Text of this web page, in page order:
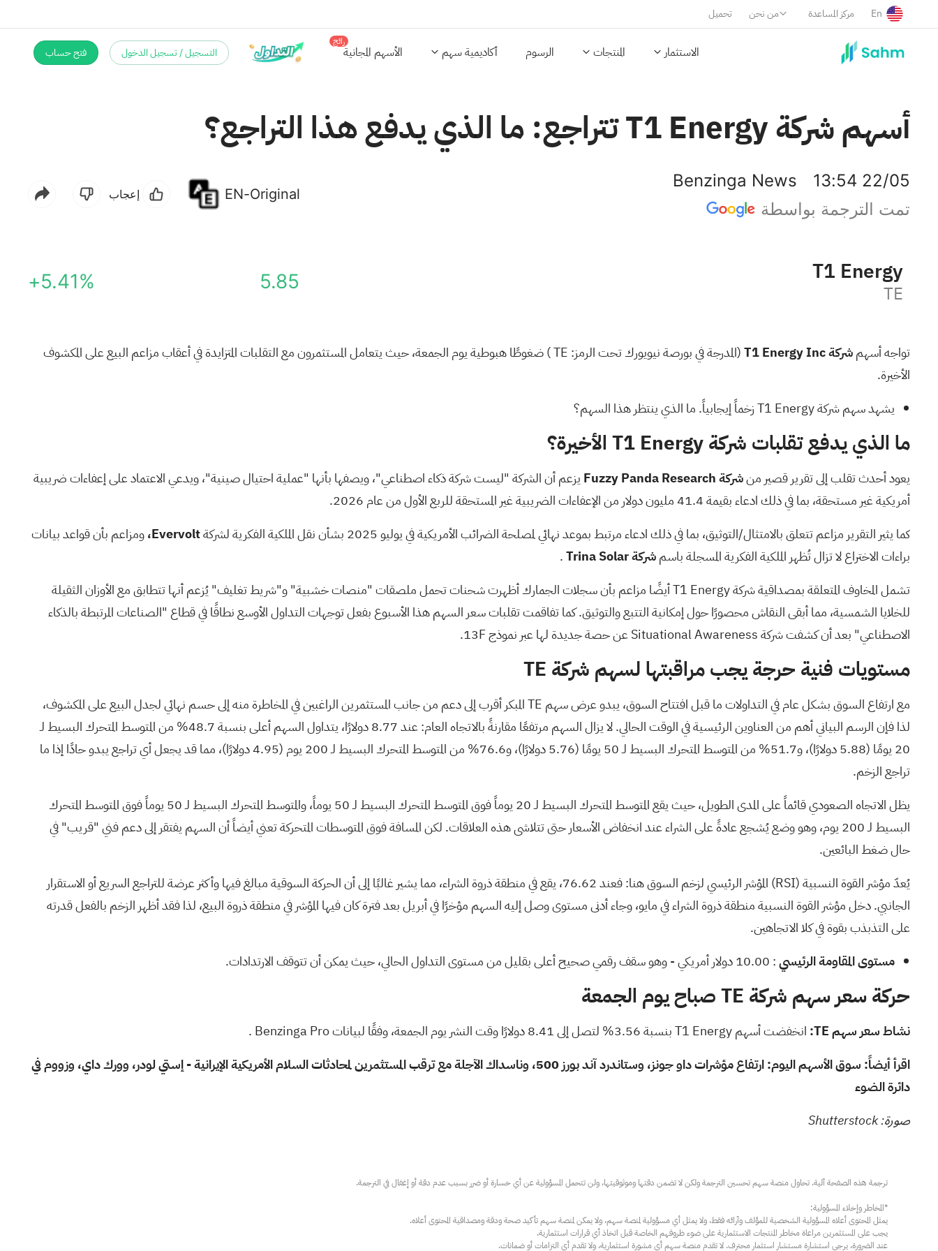
تحميل من نحن مركز المساعدة En
الاستثمار المنتجات الرسوم أكاديمية سهم الأسهم المجانية
رائج
التسجيل / تسجيل الدخول فتح حساب
أسهم شركة T1 Energy تتراجع: ما الذي يدفع هذا التراجع؟
Benzinga News
13:54 22/05
تمت الترجمة بواسطة
EN-Original إعجاب
T1 Energy
TE
5.85
+5.41%
تواجه أسهمشركة T1 Energy Inc (المدرجة في بورصة نيويورك تحت الرمز: TE) ضغوطًا هبوطية يوم الجمعة، حيث يتعامل المستثمرون مع التقلبات المتزايدة في أعقابمزاعم البيع على المكشوف
الأخيرة.
يشهد سهم شركة T1 Energy زخماً إيجابياً.
ما الذي ينتظر هذا السهم؟
ما الذي يدفع تقلبات شركة T1 Energy الأخيرة؟
يعود أحدث تقلب إلى تقرير قصير منشركة Fuzzy Panda Research
يزعم أن الشركة "ليست شركة ذكاء اصطناعي"، ويصفها بأنها "عملية احتيال صينية"، ويدعي الاعتماد على إعفاءات ضريبية
أمريكية غير مستحقة، بما في ذلك ادعاء بقيمة 41.4 مليون دولار من الإعفاءات الضريبية غير المستحقة للربع الأول من عام 2026.
كما يثير التقرير مزاعم تتعلق بالامتثال/التوثيق، بما في ذلك ادعاء مرتبط بموعد نهائي لمصلحة الضرائب الأمريكية في يوليو 2025 بشأن نقل الملكية الفكرية لشركة
Evervolt، ومزاعم بأن قواعد بيانات
براءات الاختراع لا تزال تُظهر الملكية الفكرية المسجلة باسمشركة Trina Solar
.
تشمل المخاوف المتعلقة بمصداقية شركة T1 Energy أيضًا مزاعم بأن سجلات الجمارك أظهرت شحنات تحمل ملصقات "منصات خشبية" و"شريط تغليف" يُزعم أنها تتطابق مع الأوزان الثقيلة
للخلايا الشمسية، مما أبقى النقاش محصورًا حول إمكانية التتبع والتوثيق. كما تفاقمت تقلبات سعر السهم هذا الأسبوع بفعل توجهات التداول الأوسع نطاقًا في قطاع "الصناعات المرتبطة بالذكاء
الاصطناعي" بعد أن كشفت شركة Situational Awareness عن حصة جديدة لها عبر نموذج 13F.
مستويات فنية حرجة يجب مراقبتها لسهم شركة TE
مع ارتفاع السوق بشكل عام في التداولات ما قبل افتتاح السوق، يبدو عرض سهم TE المبكر أقرب إلى دعم من جانب المستثمرين الراغبين في المخاطرة منه إلى حسم نهائي لجدل البيع على المكشوف،
لذا فإن الرسم البياني أهم من العناوين الرئيسية في الوقت الحالي. لا يزال السهم مرتفعًا مقارنةً بالاتجاه العام: عند 8.77 دولارًا، يتداول السهم أعلى بنسبة 48.7% من المتوسط المتحرك البسيط لـ
20 يومًا (5.88 دولارًا)، و51.7% من المتوسط المتحرك البسيط لـ 50 يومًا (5.76 دولارًا)، و76.6% من المتوسط المتحرك البسيط لـ 200 يوم (4.95 دولارًا)، مما قد يجعل أي تراجع يبدو حادًا إذا ما
تراجع الزخم.
يظل الاتجاه الصعودي قائماً على المدى الطويل، حيث يقع المتوسط المتحرك البسيط لـ 20 يوماً فوق المتوسط المتحرك البسيط لـ 50 يوماً، والمتوسط المتحرك البسيط لـ 50 يوماً فوق المتوسط المتحرك
البسيط لـ 200 يوم، وهو وضع يُشجع عادةً على الشراء عند انخفاض الأسعار حتى تتلاشى هذه العلاقات. لكن المسافة فوق المتوسطات المتحركة تعني أيضاً أن السهم يفتقر إلى دعم فني "قريب" في
حال ضغط البائعين.
يُعدّ مؤشر القوة النسبية(RSI)
المؤشر الرئيسي لزخم السوق هنا: فعند 76.62، يقع في منطقة ذروة الشراء، مما يشير غالبًا إلى أن الحركة السوقية مبالغ فيها وأكثر عرضة للتراجع السريع أو الاستقرار
الجانبي. دخل مؤشر القوة النسبية منطقة ذروة الشراء في مايو، وجاء أدنى مستوى وصل إليه السهم مؤخرًا في أبريل بعد فترة كان فيها المؤشر في منطقة ذروة البيع، لذا فقد أظهر الزخم بالفعل قدرته
على التذبذب بقوة في كلا الاتجاهين.
مستوى المقاومة الرئيسي: 10.00 دولار أمريكي - وهو سقف رقمي صحيح أعلى بقليل من مستوى التداول الحالي، حيث يمكن أن تتوقف الارتدادات.
حركة سعر سهم شركة TE صباح يوم الجمعة
نشاط سعر سهم TE: انخفضت أسهم T1 Energy بنسبة 3.56% لتصل إلى 8.41 دولارًا وقت النشر يوم الجمعة، وفقًا لبيانات Benzinga Pro
.
اقرأ أيضاً:
سوق الأسهم اليوم: ارتفاع مؤشرات داو جونز، وستاندرد آند بورز 500، وناسداك الآجلة مع ترقب المستثمرين لمحادثات السلام الأمريكية الإيرانية - إستي لودر، وورك داي، وزووم في
دائرة الضوء
صورة: Shutterstock
عند الضرورة، يرجى استشارة مستشار استثمار محترف. لا تقدم منصة سهم أي مشورة استثمارية، ولا تقدم أي التزامات أو ضمانات.